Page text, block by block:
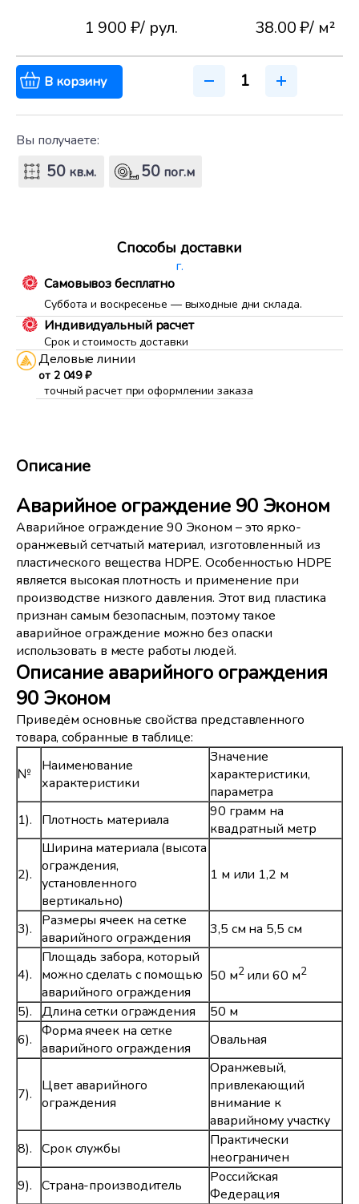
1 900 ₽/ рул. 38.00 ₽/ м²
В корзину
Вы получаете:
50кв.м. 50 пог.м
Способы доставки
г.
Самовывоз бесплатно
Суббота и воскресенье — выходные дни склада.
Индивидуальный расчет
Срок и стоимость доставки
Деловые линии
от 2 049 ₽
точный расчет при оформлении заказа
Описание
Аварийное ограждение 90 Эконом
Аварийное ограждение 90 Эконом – это ярко-
оранжевый сетчатый материал, изготовленный из
пластического вещества HDPE. Особенностью HDPE
является высокая плотность и применение при
производстве низкого давления. Этот вид пластика
признан самым безопасным, поэтому такое
аварийное ограждение можно без опаски
использовать в месте работы людей.
Описание аварийного ограждения
90 Эконом
Приведём основные свойства представленного
товара, собранные в таблице:
№
Наименование
характеристики
Значение
характеристики,
параметра
1).
Плотность материала
90 грамм на
квадратный метр
2).
Ширина материала (высота
ограждения,
установленного
вертикально)
1 м или 1,2 м
3).
Размеры ячеек на сетке
аварийного ограждения
3,5 см на 5,5 см
4).
Площадь забора, который
можно сделать с помощью
аварийного ограждения
50 м2или 60 м2
5). Длина сетки ограждения
50 м
6). Форма ячеек на сетке
аварийного ограждения
Овальная
7).
Цвет аварийного
ограждения
Оранжевый,
привлекающий
внимание к
аварийному участку
8). Срок службы
Практически
неограничен
9). Страна-производитель
Российская
Федерация